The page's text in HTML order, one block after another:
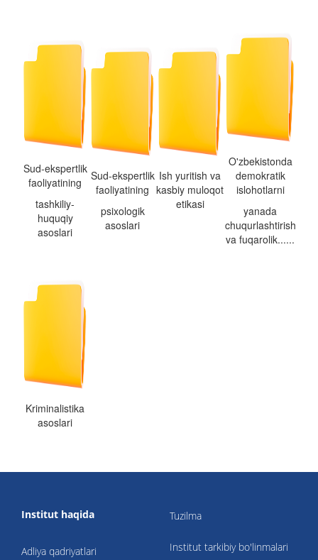
Sud-ekspertlik
faoliyatining
tashkiliy-
huquqiy
asoslari
Sud-ekspertlik
faoliyatining
psixologik
asoslari
Ish yuritish va
kasbiy muloqot
etikasi
O'zbekistonda
demokratik
islohotlarni
yanada
chuqurlashtirish
va fuqarolik......
Kriminalistika
asoslari
Institut haqida
Adliya qadriyatlari
Tuzilma
Institut tarkibiy bo'linmalari